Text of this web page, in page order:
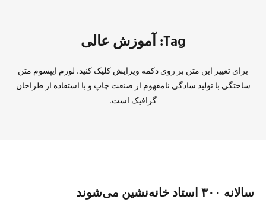
Tag: آموزش عالی
برای تغییر این متن بر روی دکمه ویرایش کلیک کنید. لورم ایپسوم متن
ساختگی با تولید سادگی نامفهوم از صنعت چاپ و با استفاده از طراحان
گرافیک است.
سالانه ۳۰۰ استاد خانه‌نشین می‌شوند